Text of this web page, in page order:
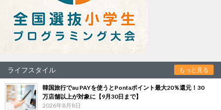
ライフスタイル もっと見る
韓国旅行でau PAYを使うとPontaポイント最大20％還元！30
万店舗以上が対象に【9月30日まで】
2026年8月8日